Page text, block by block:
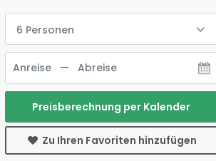
6 Personen
Preisberechnung per Kalender
Zu Ihren Favoriten hinzufügen